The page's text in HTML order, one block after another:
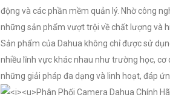
động và các phần mềm quản lý. Nhờ công
những sản phẩm vượt trội về chất lượng và
Sản phẩm của Dahua không chỉ được sử
nhiều lĩnh vực khác nhau như trường học, cơ
những giải pháp đa dạng và linh hoạt, đáp